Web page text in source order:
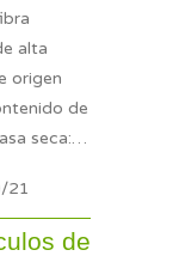
alta
origen
de
seca:…
21
de